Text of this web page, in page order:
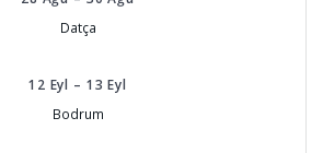
Datça
12 Eyl – 13 Eyl
Bodrum